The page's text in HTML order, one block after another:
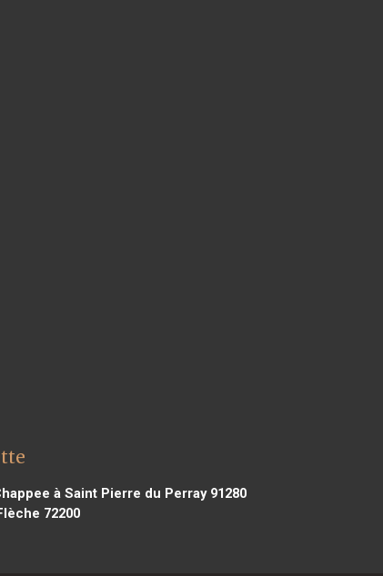
à Saint Pierre du Perray 91280
72200